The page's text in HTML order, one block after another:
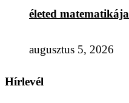
életed matematikája
augusztus 5, 2026
Hírlevél